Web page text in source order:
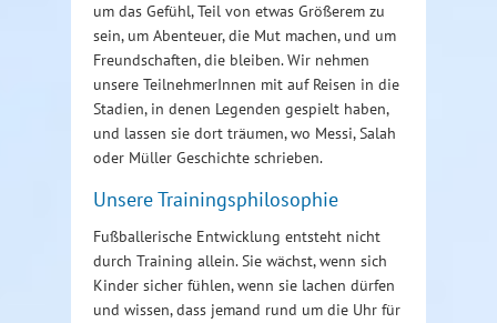
um das Gefühl, Teil von etwas Größerem zu
sein, um Abenteuer, die Mut machen, und um
Freundschaften, die bleiben. Wir nehmen
unsere TeilnehmerInnen mit auf Reisen in die
Stadien, in denen Legenden gespielt haben,
und lassen sie dort träumen, wo Messi, Salah
oder Müller Geschichte schrieben.
Unsere Trainingsphilosophie
Fußballerische Entwicklung entsteht nicht
durch Training allein. Sie wächst, wenn sich
Kinder sicher fühlen, wenn sie lachen dürfen
und wissen, dass jemand rund um die Uhr für